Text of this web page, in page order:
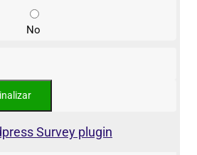
No
Survey plugin